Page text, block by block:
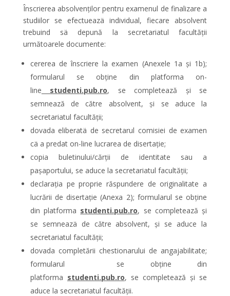
Înscrierea absolvenților pentru examenul de finalizare a
studiilor se efectueazä individual, fiecare absolvent
trebuind sä depună la secretariatul facultății
următoarele documente:
cererea de înscriere la examen (Anexele 1a și 1b);
formularul se obține din platforma on-
line studenti.pub.ro, se completează și se
semnează de către absolvent, și se aduce la
secretariatul facultății;
dovada eliberatä de secretarul comisiei de examen
cä a predat on-line lucrarea de disertație;
copia buletinului/cărții de identitate sau a
paşaportului, se aduce la secretariatul facultății;
declarația pe proprie răspundere de originalitate a
lucrării de disertație (Anexa 2); formularul se obține
din platforma studenti.pub.ro, se completează și
se semneazä de către absolvent, și se aduce la
secretariatul facultății;
dovada completării chestionarului de angajabilitate;
formularul se obține din
platforma studenti.pub.ro, se completează și se
aduce la secretariatul facultății.